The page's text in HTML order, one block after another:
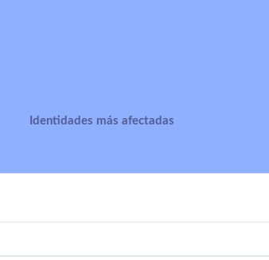
Identidades más afectadas